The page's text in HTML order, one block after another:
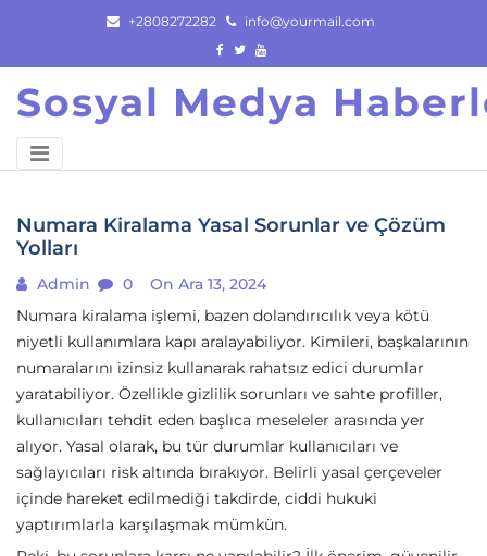
content
+2808272282 info@yourmail.com
Sosyal Medya
Numara Kiralama Yasal Sorunlar ve Çözüm
Yolları
Admin 0
On Ara 13, 2024
Numara kiralama işlemi, bazen dolandırıcılık veya kötü
niyetli kullanımlara kapı aralayabiliyor. Kimileri, başkalarının
numaralarını izinsiz kullanarak rahatsız edici durumlar
yaratabiliyor. Özellikle gizlilik sorunları ve sahte profiller,
kullanıcıları tehdit eden başlıca meseleler arasında yer
alıyor. Yasal olarak, bu tür durumlar kullanıcıları ve
sağlayıcıları risk altında bırakıyor. Belirli yasal çerçeveler
içinde hareket edilmediği takdirde, ciddi hukuki
yaptırımlarla karşılaşmak mümkün.